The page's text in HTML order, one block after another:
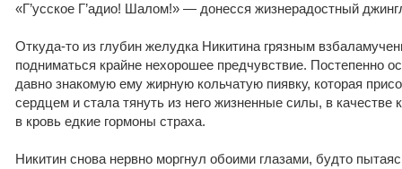
«Г’усское Г’адио! Шалом!» — донесся жизнерадостный
Откуда-то из глубин желудка Никитина грязным
подниматься крайне нехорошее предчувствие. Постепенно
давно знакомую ему жирную кольчатую пиявку, которая
сердцем и стала тянуть из него жизненные силы, в
в кровь едкие гормоны страха.
Никитин снова нервно моргнул обоими глазами, будто